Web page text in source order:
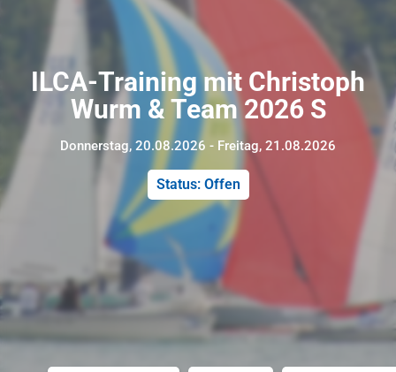
ILCA-Training mit Christoph
Wurm & Team 2026 S
Donnerstag, 20.08.2026 - Freitag, 21.08.2026
Status: Offen